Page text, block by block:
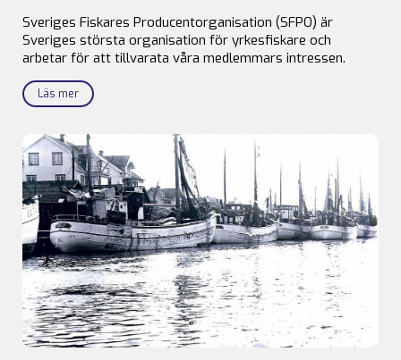
Sveriges Fiskares Producentorganisation (SFPO) är
Sveriges största organisation för yrkesfiskare och
arbetar för att tillvarata våra medlemmars intressen.
Läs mer